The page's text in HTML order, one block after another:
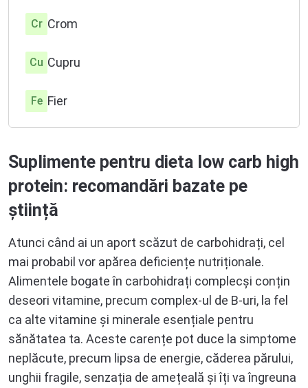
C Vitamina C
Cr Crom
Cu Cupru
Fe Fier
Mo Molibden
Mg Magneziu
Seleniu
Zinc
Suplimente pentru dieta low carb high
protein: recomandări bazate pe
știință
Atunci când ai un aport scăzut de carbohidrați, cel
mai probabil vor apărea deficiențe nutriționale.
Alimentele bogate în carbohidrați complecși conțin
deseori vitamine, precum complex-ul de B-uri, la fel
ca alte vitamine și minerale esențiale pentru
sănătatea ta. Aceste carențe pot duce la simptome
neplăcute, precum lipsa de energie, căderea părului,
unghii fragile, senzația de amețeală și îți va îngreuna